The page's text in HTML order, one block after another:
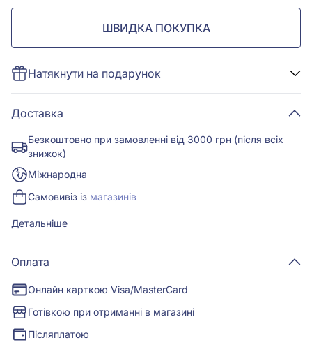
ШВИДКА ПОКУПКА
Натякнути на подарунок
Доставка
Безкоштовно при замовленні від 3000 грн (після всіх
знижок)
Міжнародна
Самовивіз із магазинів
Детальніше
Оплата
Онлайн карткою Visa/MasterCard
Готівкою при отриманні в магазині
Післяплатою